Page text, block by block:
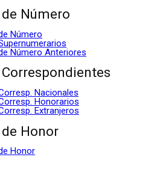
Número
Número
Número Anteriores
Nacionales
Honorarios
Extranjeros
Honor
Honor